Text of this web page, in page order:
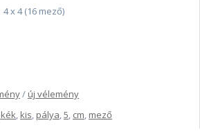
4 x 4 (16 mező)
/ új vélemény
, kis, pálya,5, cm, mező